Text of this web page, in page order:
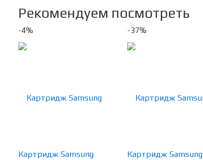
Рекомендуем посмотреть
-4%
Картридж Samsung
-37%
Картридж Samsung